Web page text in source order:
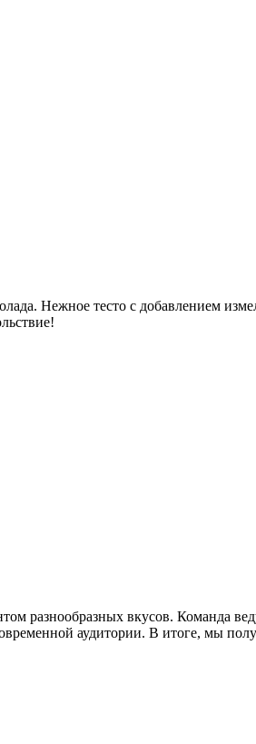
Нежное тесто с добавлением
разнообразных вкусов. Команда
аудитории. В итоге, мы